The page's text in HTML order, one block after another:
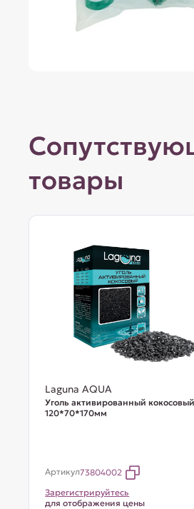
товары
Laguna AQUA
Уголь активированный
120*70*170мм
Артикул73804002
Зарегистрируйтесь
для отображения цены